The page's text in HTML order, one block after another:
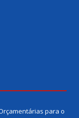
para o